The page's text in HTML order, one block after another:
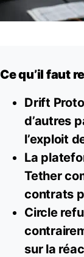
Ce qu’il faut
Drift
d’autres
l’exploit
La
Tether
contrats
Circle
sur la